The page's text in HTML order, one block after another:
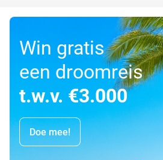
Win gratis
een droomreis
t.w.v. €3.000
Doe mee!